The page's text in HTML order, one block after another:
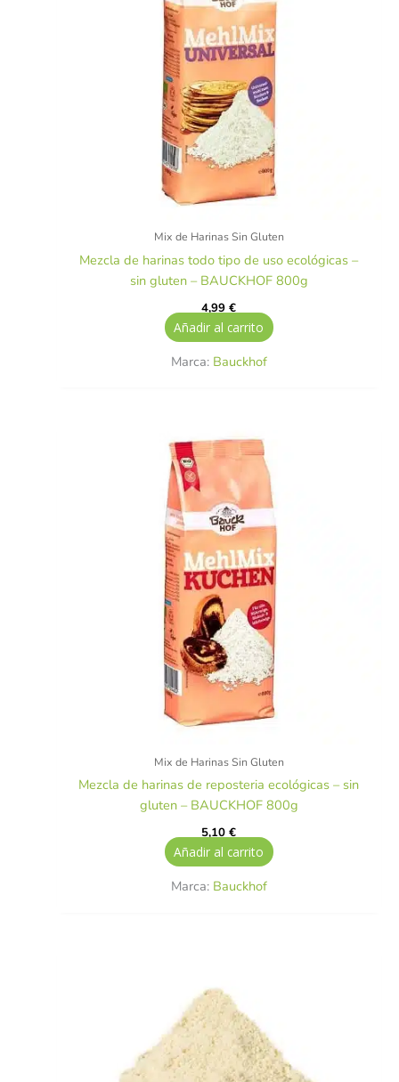
Mix de Harinas Sin Gluten
Mezcla de harinas todo tipo de uso ecológicas –
sin gluten – BAUCKHOF 800g
4,99€
Añadir al carrito
Marca: Bauckhof
Mix de Harinas Sin Gluten
Mezcla de harinas de reposteria ecológicas – sin
gluten – BAUCKHOF 800g
5,10€
Añadir al carrito
Marca: Bauckhof